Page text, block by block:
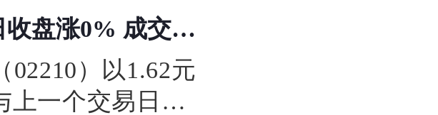
盘涨0% 成交0
02210）以1.62元
上⼀个交易⽇持